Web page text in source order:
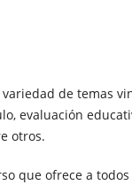
de temas
evaluación
otros.
que ofrece a